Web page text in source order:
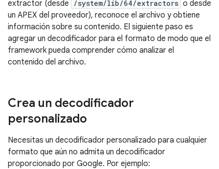
extractor (desde
/system/lib/64/extractors o desde
un APEX del proveedor), reconoce el archivo y obtiene
información sobre su contenido. El siguiente paso es
agregar un decodificador para el formato de modo que el
framework pueda comprender cómo analizar el
contenido del archivo.
Crea un decodificador
personalizado
Necesitas un decodificador personalizado para cualquier
formato que aún no admita un decodificador
proporcionado por Google. Por ejemplo: